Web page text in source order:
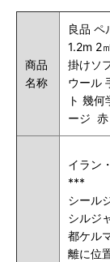
商品
名称
良品 ペ
1.2m 2
掛けソ
ウール
ト 幾
ージ 赤
イラン
***
シール
シルジ
都ケル
離に位